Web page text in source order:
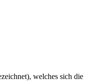
welches sich die